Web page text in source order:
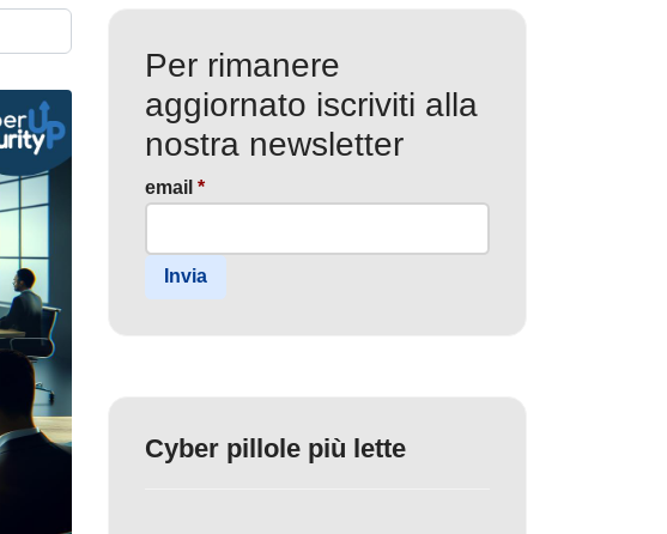
Per rimanere
aggiornato iscriviti alla
nostra newsletter
email *
Invia
Cyber pillole più lette